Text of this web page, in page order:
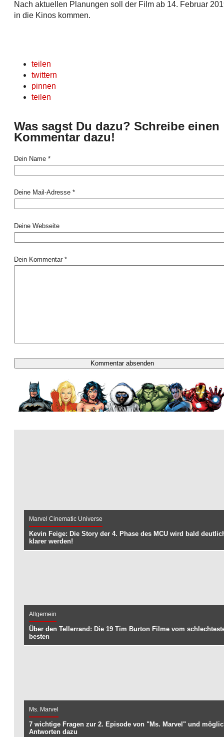
Nach aktuellen Planungen soll der Film ab 14. Februar
in die Kinos kommen.
teilen
twittern
pinnen
teilen
Was sagst Du dazu? Schreibe einen
Kommentar dazu!
Dein Name *
Deine Mail-Adresse *
Deine Webseite
Dein Kommentar *
Marvel Cinematic Universe
Kevin Feige: Die Story der 4. Phase des MCU wird bald
klarer werden!
Allgemein
Über den Tellerrand: Die 19 Tim Burton Filme vom
besten
Ms. Marvel
7 wichtige Fragen zur 2. Episode von "Ms. Marvel" und
Antworten dazu